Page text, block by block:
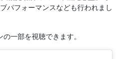
パフォーマンスなども行われまし
一部を視聴できます。